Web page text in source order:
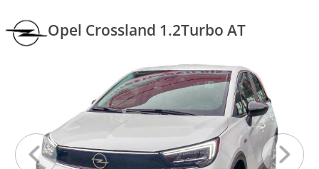
Opel Crossland 1.2Turbo AT